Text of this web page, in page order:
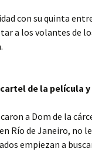
con su quinta
a los volantes de
de la película
a Dom de la
Río de Janeiro, no
empiezan a